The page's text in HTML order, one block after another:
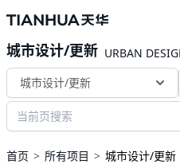
城市设计/更新 URBAN
城市设计/更新
首页 所有项目 城市设计/更新